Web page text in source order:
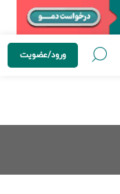
ورود/عضویت